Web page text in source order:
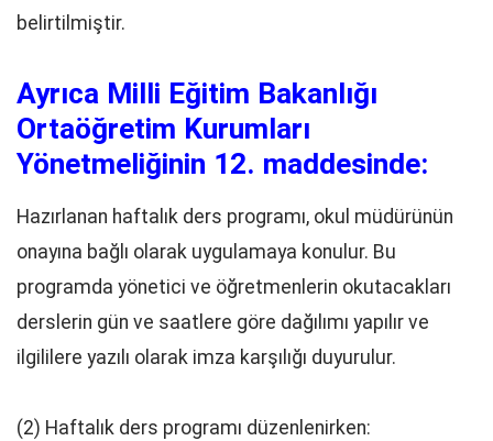
belirtilmiştir.
Ayrıca Milli Eğitim Bakanlığı
Ortaöğretim Kurumları
Yönetmeliğinin 12. maddesinde:
Hazırlanan haftalık ders programı, okul müdürünün
onayına bağlı olarak uygulamaya konulur. Bu
programda yönetici ve öğretmenlerin okutacakları
derslerin gün ve saatlere göre dağılımı yapılır ve
ilgililere yazılı olarak imza karşılığı duyurulur.
(2) Haftalık ders programı düzenlenirken: